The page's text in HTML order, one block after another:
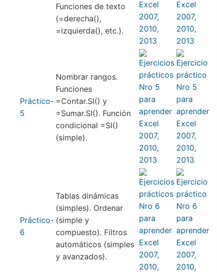
Funciones de texto
(=derecha(),
=izquierda(), etc.).
Práctico-
5
Nombrar rangos.
Funciones
=Contar.SI() y
=Sumar.SI(). Función
condicional =SI()
(simple).
Práctico-
6
Tablas dinámicas
(simples). Ordenar
(simple y
compuesto). Filtros
automáticos (simples
y avanzados).